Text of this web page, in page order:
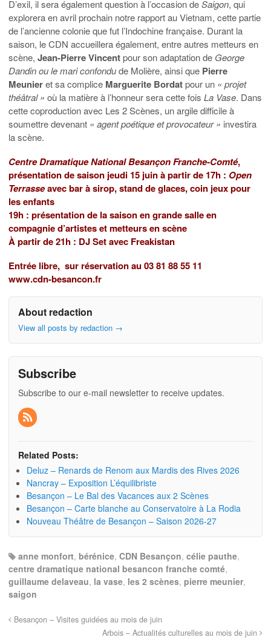
D’exil, il sera également question à l’occasion deSaigon, qui
explorera en avril prochain notre rapport au Vietnam, cette partie
de l’ancienne colonie que fut l’Indochine française. Durant la
saison, le CDN accueillera également, entre autres metteurs en
scène, Jean-Pierre Vincentpour son adaptation de George
Dandin ou le mari confondude Molière, ainsi que Pierre
Meunieret sa complice Marguerite Bordatpour un « projet
théâtral » où la matière à l’honneur sera cette fois La Vase. Dans
cette coproduction avec Les 2 Scènes, un argile difficile à
soumettre devenant « agent poétique et provocateur » investira
la scène.
Centre Dramatique National Besançon Franche-Comté,
présentation de saison jeudi 15 juin à partir de 17h : Open
Terrasseavec bar à sirop, stand de glaces, coin jeux pour
les enfants
19h : présentation de la saison en grande salle en
compagnie d’artistes et metteurs en scène
À partir de 21h : DJ Set avec Freakistan
Entrée libre, sur réservation au 03 81 88 55 11
www.cdn-besancon.fr
About redaction
View all posts by redaction →
Subscribe
Subscribe to our e-mail newsletter to receive updates.
Related Posts:
Deluz – Renards de Renom aux Mardis des Rives 2026
Nancray – Exposition L’équilibriste
Besançon – Le Bal des Vacances aux 2 Scènes
Besançon – Carte blanche au Conservatoire à La Rodia
Nouveau Théâtre de Besançon – Saison 2026-27
anne monfort, bérénice, CDN Besançon, célie pauthe,
centre dramatique national besancon franche comté,
guillaume delaveau, la vase, les 2 scènes, pierre meunier,
saigon
Besançon – Visites guidées au mois de juin
Arbois – Actualités culturelles au mois de juin